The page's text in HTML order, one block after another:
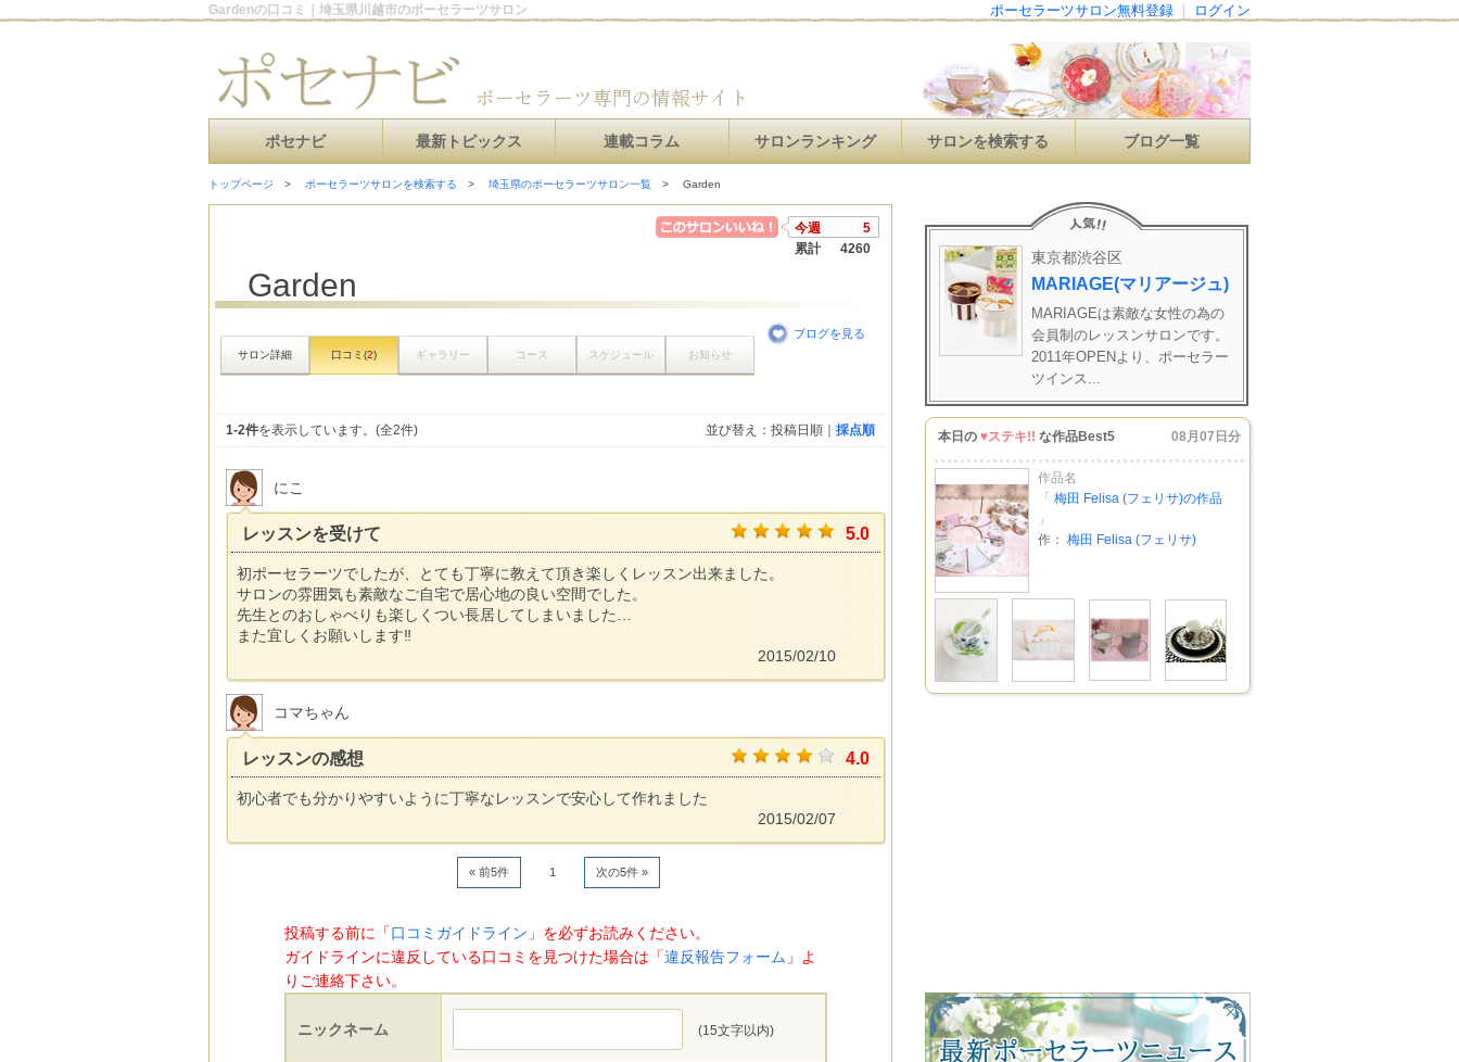
Gardenの口コミ｜埼玉県川越市のポーセラーツサロン ログイン
ポーセラーツサロン無料登録
ポセナビ 最新トピックス 連載コラム サロンランキング サロンを検索する ブログ一覧
トップページ ポーセラーツサロンを検索する 埼玉県のポーセラーツサロン一覧 Garden
今週
5
累計
4260
Garden
サロン詳細 口コミ(2) ギャラリー コース スケジュール お知らせ
ブログを見る
1-2件を表示しています。(全2件) 並び替え：投稿日順｜ 採点順
にこ
レッスンを受けて 5.0
初ポーセラーツでしたが、とても丁寧に教えて頂き楽しくレッスン出来ました。
サロンの雰囲気も素敵なご自宅で居心地の良い空間でした。
先生とのおしゃべりも楽しくつい長居してしまいました…
また宜しくお願いします‼
2015/02/10
コマちゃん
レッスンの感想 4.0
初心者でも分かりやすいように丁寧なレッスンで安心して作れました
2015/02/07
« 前5件 1 次の5件 »
投稿する前に「口コミガイドライン 」を必ずお読みください。
ガイドラインに違反している口コミを見つけた場合は「違反報告フォーム 」よ
りご連絡下さい。
ニックネーム (15文字以内)
東京都渋谷区
MARIAGE(マリアージュ)
MARIAGEは素敵な女性の為の
会員制のレッスンサロンです。
2011年OPENより、ポーセラー
ツインス...
本日の ♥ステキ!! な作品Best5 08月07日分
作品名
「 梅田 Felisa (フェリサ)の作品
」
作： 梅田 Felisa (フェリサ)